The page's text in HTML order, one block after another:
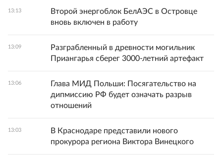
13:13
Второй энергоблок БелАЭС в Островце
вновь включен в работу
13:09
Разграбленный в древности могильник
Приангарья сберег 3000-летний артефакт
13:06
Глава МИД Польши: Посягательство на
дипмиссию РФ будет означать разрыв
отношений
13:03
В Краснодаре представили нового
прокурора региона Виктора Винецкого